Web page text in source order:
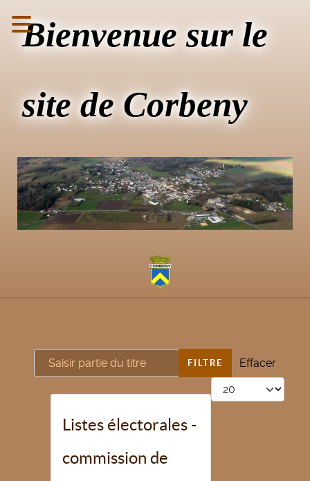
Bienvenue sur le
site de Corbeny
Saisir partie du titre FILTRE
Effacer
Afficher #
Listes électorales -
commission de